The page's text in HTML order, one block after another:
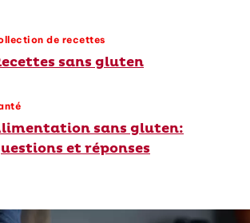
de recettes
sans gluten
sans gluten:
et réponses